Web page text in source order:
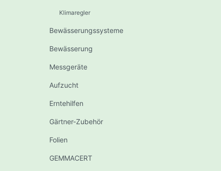
Klimaregler
Bewässerungssysteme
Bewässerung
Messgeräte
Aufzucht
Erntehilfen
Gärtner-Zubehör
Folien
GEMMACERT